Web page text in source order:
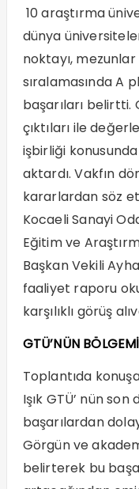
10 araştırma
dünya
noktayı,
sıralamasında A
başarıları
çıktıları ile
işbirliği
aktardı. Vakfın
kararlardan söz
Kocaeli Sanayi
Eğitim ve
Başkan Vekili
faaliyet raporu
karşılıklı görüş
GTÜ’NÜN
Toplantıda
Işık GTÜ’ nün
başarılardan
Görgün ve
belirterek bu